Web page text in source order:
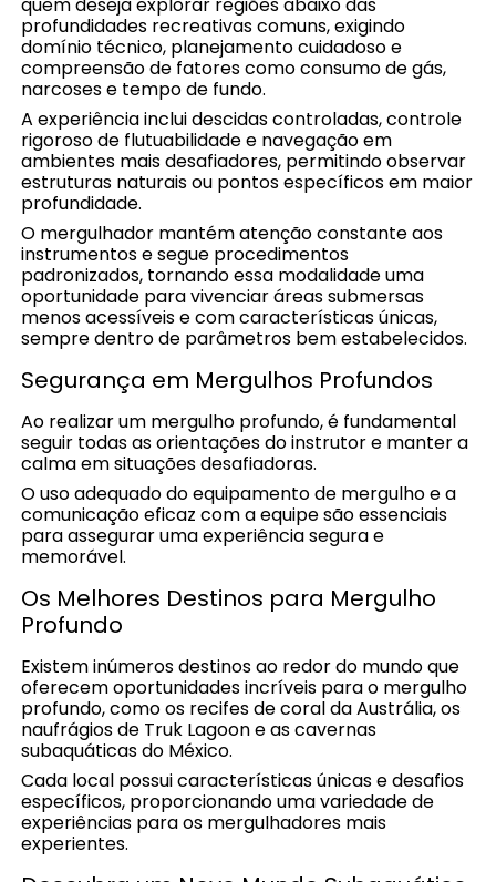
profundidades recreativas comuns, exigindo
domínio técnico, planejamento cuidadoso e
compreensão de fatores como consumo de gás,
narcoses e tempo de fundo.
A experiência inclui descidas controladas, controle
rigoroso de flutuabilidade e navegação em
ambientes mais desafiadores, permitindo observar
estruturas naturais ou pontos específicos em maior
profundidade.
O mergulhador mantém atenção constante aos
instrumentos e segue procedimentos
padronizados, tornando essa modalidade uma
oportunidade para vivenciar áreas submersas
menos acessíveis e com características únicas,
sempre dentro de parâmetros bem estabelecidos.
Segurança em Mergulhos Profundos
Ao realizar um mergulho profundo, é fundamental
seguir todas as orientações do instrutor e manter a
calma em situações desafiadoras.
O uso adequado do equipamento de mergulho e a
comunicação eficaz com a equipe são essenciais
para assegurar uma experiência segura e
memorável.
Os Melhores Destinos para Mergulho
Profundo
Existem inúmeros destinos ao redor do mundo que
oferecem oportunidades incríveis para o mergulho
profundo, como os recifes de coral da Austrália, os
naufrágios de Truk Lagoon e as cavernas
subaquáticas do México.
Cada local possui características únicas e desafios
específicos, proporcionando uma variedade de
experiências para os mergulhadores mais
experientes.